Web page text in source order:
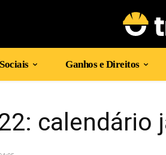
Ganhos e Direitos
calendário